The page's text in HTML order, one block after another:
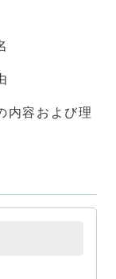
内容および理